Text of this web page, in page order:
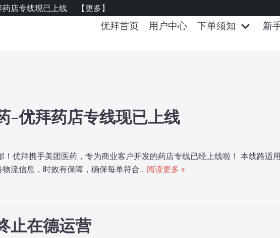
优拜首页 用户中心 下单须知 新
店专线现已上线 【更多】
-优拜药店专线现已上线
！优拜携手美团医药，专为商业客户开发的药店专线已经上线啦！ 本线路适
流信息，时效有保障，确保每单符合… 阅读更多 »
止在德运营